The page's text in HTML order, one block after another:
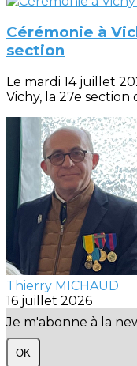
Cérémonie à
section
Le mardi 14 juillet
Vichy, la 27e section
Thierry MICHAUD
16 juillet 2026
Je m'abonne à la
OK